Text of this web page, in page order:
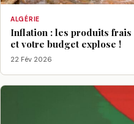
ALGÉRIE
Inflation : les produits
et votre budget explose !
22 Fév 2026